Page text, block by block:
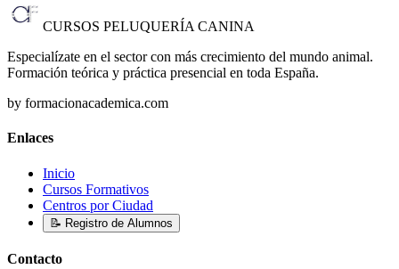
CURSOS PELUQUERÍA CANINA
Especialízate en el sector con más crecimiento del mundo animal.
Formación teórica y práctica presencial en toda España.
by formacionacademica.com
Enlaces
Inicio
Cursos Formativos
Centros por Ciudad
📝 Registro de Alumnos
Contacto